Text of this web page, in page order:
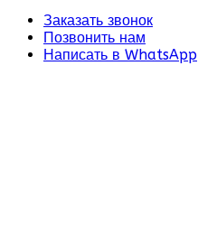
Заказать звонок
Позвонить нам
Написать в WhatsApp